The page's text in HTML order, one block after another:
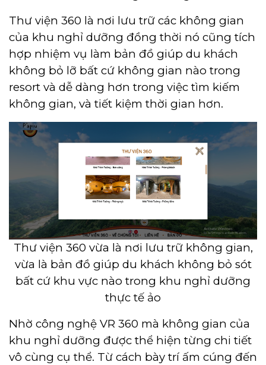
Thư viện 360 là nơi lưu trữ các không gian
của khu nghỉ dưỡng đồng thời nó cũng tích
hợp nhiệm vụ làm bản đồ giúp du khách
không bỏ lỡ bất cứ không gian nào trong
resort và dễ dàng hơn trong việc tìm kiếm
không gian, và tiết kiệm thời gian hơn.
Thư viện 360 vừa là nơi lưu trữ không gian,
vừa là bản đồ giúp du khách không bỏ sót
bất cứ khu vực nào trong khu nghỉ dưỡng
thực tế ảo
Nhờ công nghệ VR 360 mà không gian của
khu nghỉ dưỡng được thể hiện từng chi tiết
vô cùng cụ thể. Từ cách bày trí ấm cúng đến